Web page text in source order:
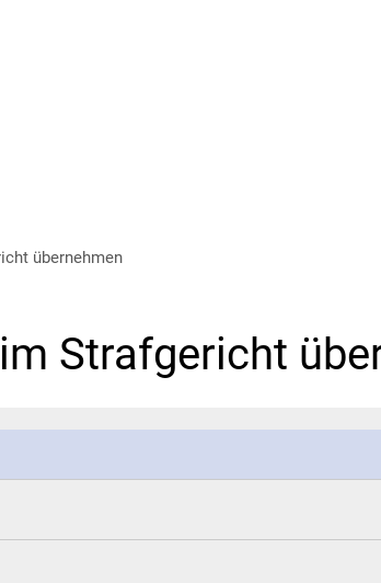
übernehmen
Strafgericht